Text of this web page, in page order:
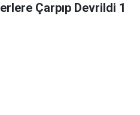
Çarpıp Devrildi 1